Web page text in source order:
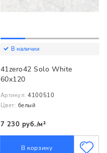
В наличии
41zero42 Solo White
60x120
Артикул: 4100510
Цвет: белый
7 230 руб./м²
В корзину